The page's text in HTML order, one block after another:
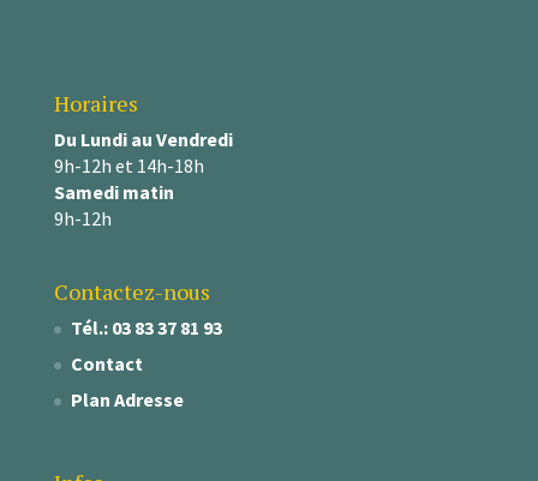
Horaires
Du Lundi au Vendredi
9h-12h et 14h-18h
Samedi matin
9h-12h
Contactez-nous
Tél.: 03 83 37 81 93
Contact
Plan Adresse